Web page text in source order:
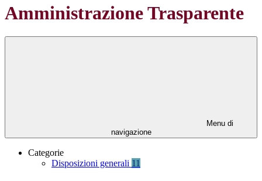
Amministrazione Trasparente
Menu di
navigazione
Categorie
Disposizioni generali 11